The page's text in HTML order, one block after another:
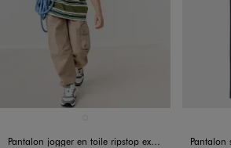
Pantalon jogger en toile ripstop extensible garçon Pantalon